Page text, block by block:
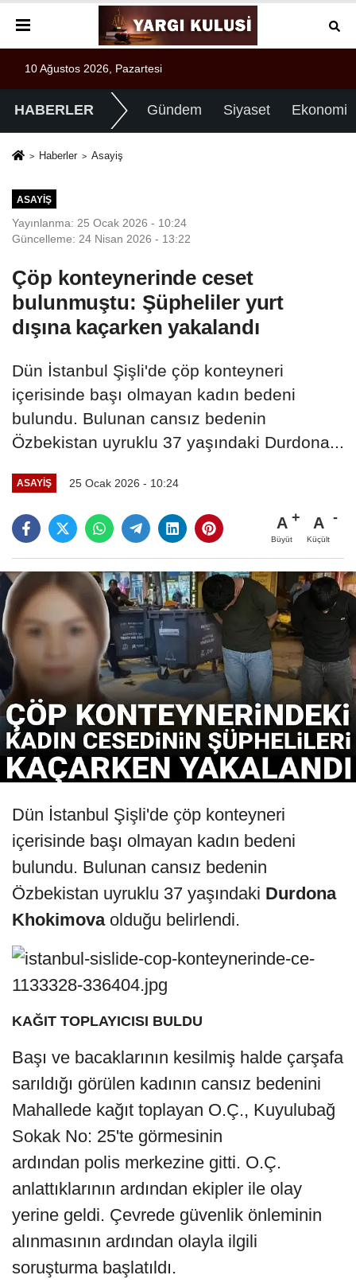
10 Ağustos 2026, Pazartesi
HABERLER Gündem Siyaset Ekonomi
Haberler Asayiş
ASAYIŞ
Yayınlanma: 25 Ocak 2026 - 10:24
Güncelleme: 24 Nisan 2026 - 13:22
Çöp konteynerinde ceset
bulunmuştu: Şüpheliler yurt
dışına kaçarken yakalandı
Dün İstanbul Şişli'de çöp konteyneri
içerisinde başı olmayan kadın bedeni
bulundu. Bulunan cansız bedenin
Özbekistan uyruklu 37 yaşındaki Durdona...
ASAYIŞ 25 Ocak 2026 - 10:24
A
Büyüt
A
Küçült
Dün İstanbul Şişli'de çöp konteyneri
içerisinde başı olmayan kadın bedeni
bulundu. Bulunan cansız bedenin
Özbekistan uyruklu 37 yaşındaki Durdona
Khokimovaolduğu belirlendi.
KAĞIT TOPLAYICISI BULDU
Başı ve bacaklarının kesilmiş halde çarşafa
sarıldığı görülen kadının cansız bedenini
Mahallede kağıt toplayan O.Ç., Kuyulubağ
Sokak No: 25'te görmesinin
ardından polis merkezine gitti. O.Ç.
anlattıklarının ardından ekipler ile olay
yerine geldi. Çevrede güvenlik önleminin
alınmasının ardından olayla ilgili
soruşturma başlatıldı.